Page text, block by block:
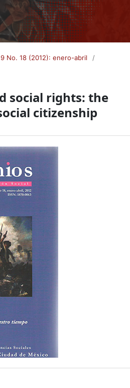
No. 18 (2012): enero-abril
/
social rights: the
citizenship